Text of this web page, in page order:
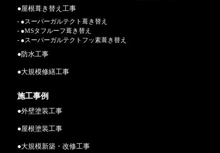
●屋根葺き替え工事
- ●スーパーガルテクト葺き替え
- ●MSタフルーフ葺き替え
- ●スーパーガルテクトフッ素葺き替え
●防水工事
●大規模修繕工事
施工事例
●外壁塗装工事
●屋根塗装工事
●大規模新築・改修工事